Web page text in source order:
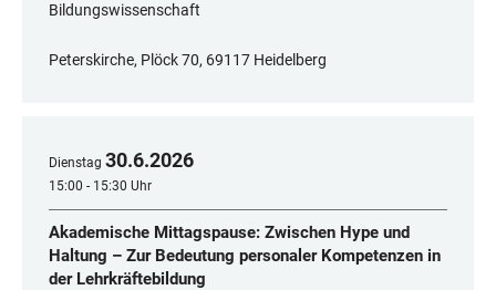
Bildungswissenschaft
Peterskirche, Plöck 70, 69117 Heidelberg
Dienstag 30.6.2026
15:00 - 15:30 Uhr
Akademische Mittagspause: Zwischen Hype und
Haltung – Zur Bedeutung personaler Kompetenzen in
der Lehrkräftebildung